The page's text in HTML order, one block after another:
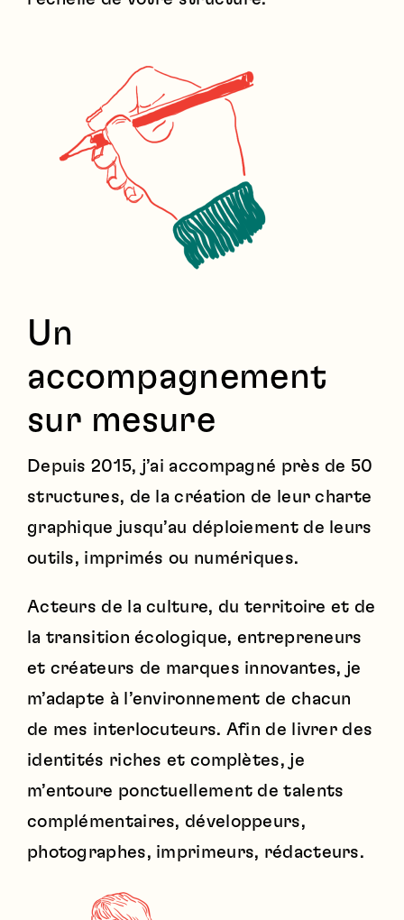
Un
accompagnement
sur mesure
Depuis 2015, j’ai accompagné près de 50
structures, de la création de leur charte
graphique jusqu’au déploiement de leurs
outils, imprimés ou numériques.
Acteurs de la culture, du territoire et de
la transition écologique, entrepreneurs
et créateurs de marques innovantes, je
m’adapte à l’environnement de chacun
de mes interlocuteurs. Afin de livrer des
identités riches et complètes, je
m’entoure ponctuellement de talents
complémentaires, développeurs,
photographes, imprimeurs, rédacteurs.